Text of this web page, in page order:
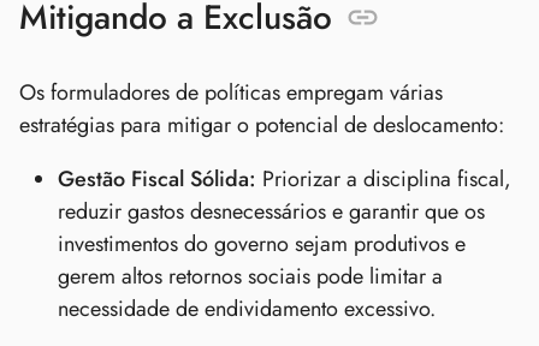
Mitigando a Exclusão
Os formuladores de políticas empregam várias
estratégias para mitigar o potencial de deslocamento:
Gestão Fiscal Sólida: Priorizar a disciplina fiscal,
reduzir gastos desnecessários e garantir que os
investimentos do governo sejam produtivos e
gerem altos retornos sociais pode limitar a
necessidade de endividamento excessivo.